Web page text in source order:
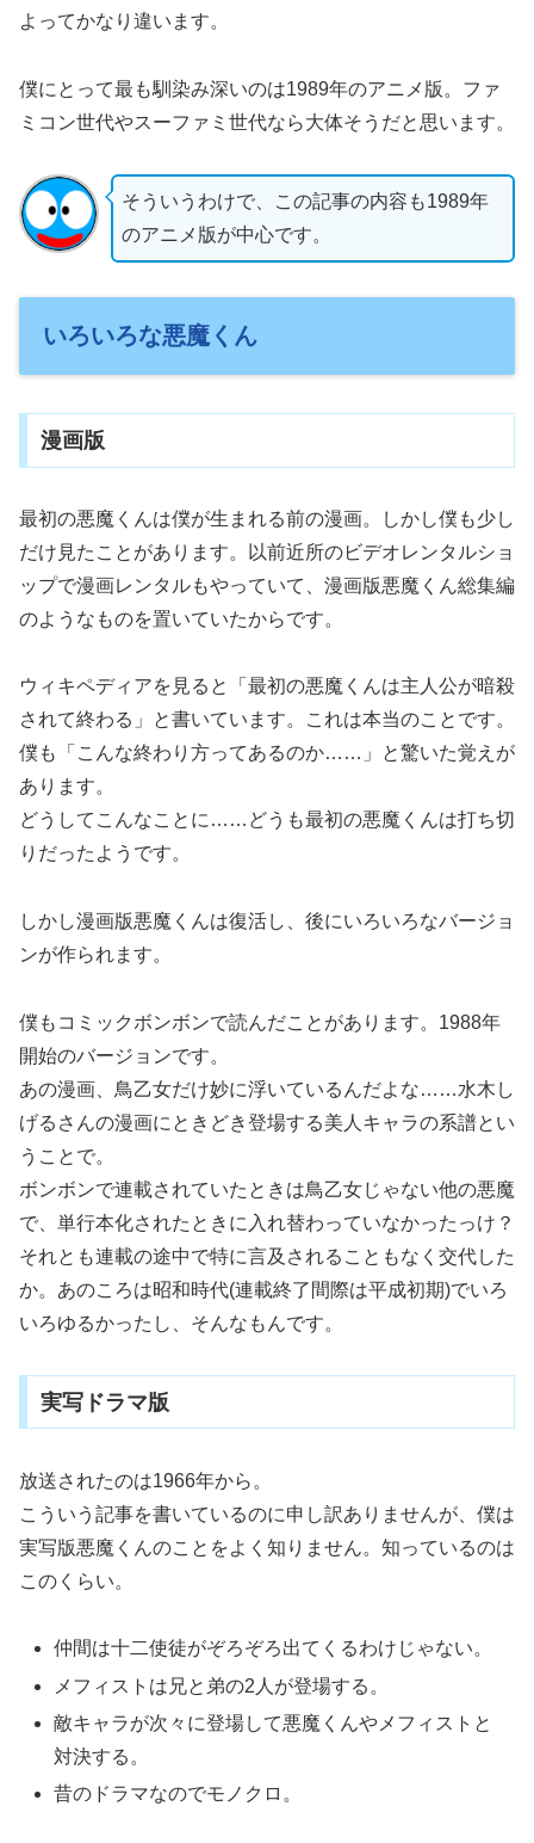
よってかなり違います。
僕にとって最も馴染み深いのは1989年のアニメ版。ファ
ミコン世代やスーファミ世代なら大体そうだと思います。
そういうわけで、この記事の内容も1989年
のアニメ版が中心です。
いろいろな悪魔くん
漫画版
最初の悪魔くんは僕が生まれる前の漫画。しかし僕も少し
だけ見たことがあります。以前近所のビデオレンタルショ
ップで漫画レンタルもやっていて、漫画版悪魔くん総集編
のようなものを置いていたからです。
ウィキペディアを見ると「最初の悪魔くんは主人公が暗殺
されて終わる」と書いています。これは本当のことです。
僕も「こんな終わり方ってあるのか……」と驚いた覚えが
あります。
どうしてこんなことに……どうも最初の悪魔くんは打ち切
りだったようです。
しかし漫画版悪魔くんは復活し、後にいろいろなバージョ
ンが作られます。
僕もコミックボンボンで読んだことがあります。1988年
開始のバージョンです。
あの漫画、鳥乙女だけ妙に浮いているんだよな……水木し
げるさんの漫画にときどき登場する美人キャラの系譜とい
うことで。
ボンボンで連載されていたときは鳥乙女じゃない他の悪魔
で、単行本化されたときに入れ替わっていなかったっけ？
それとも連載の途中で特に言及されることもなく交代した
か。あのころは昭和時代(連載終了間際は平成初期)でいろ
いろゆるかったし、そんなもんです。
実写ドラマ版
放送されたのは1966年から。
こういう記事を書いているのに申し訳ありませんが、僕は
実写版悪魔くんのことをよく知りません。知っているのは
このくらい。
仲間は十二使徒がぞろぞろ出てくるわけじゃない。
メフィストは兄と弟の2人が登場する。
敵キャラが次々に登場して悪魔くんやメフィストと
対決する。
昔のドラマなのでモノクロ。